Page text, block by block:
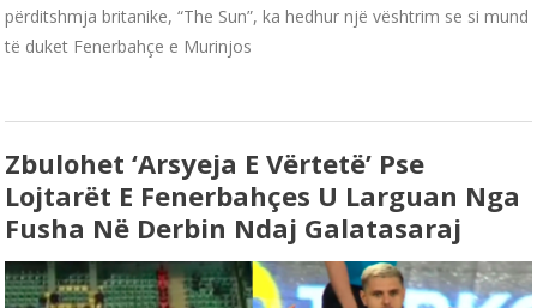
përditshmja britanike, “The Sun”, ka hedhur një vështrim se si mund
të duket Fenerbahçe e Murinjos
Zbulohet ‘arsyeja E Vërtetë’ Pse
Lojtarët E Fenerbahçes U Larguan Nga
Fusha Në Derbin Ndaj Galatasaraj